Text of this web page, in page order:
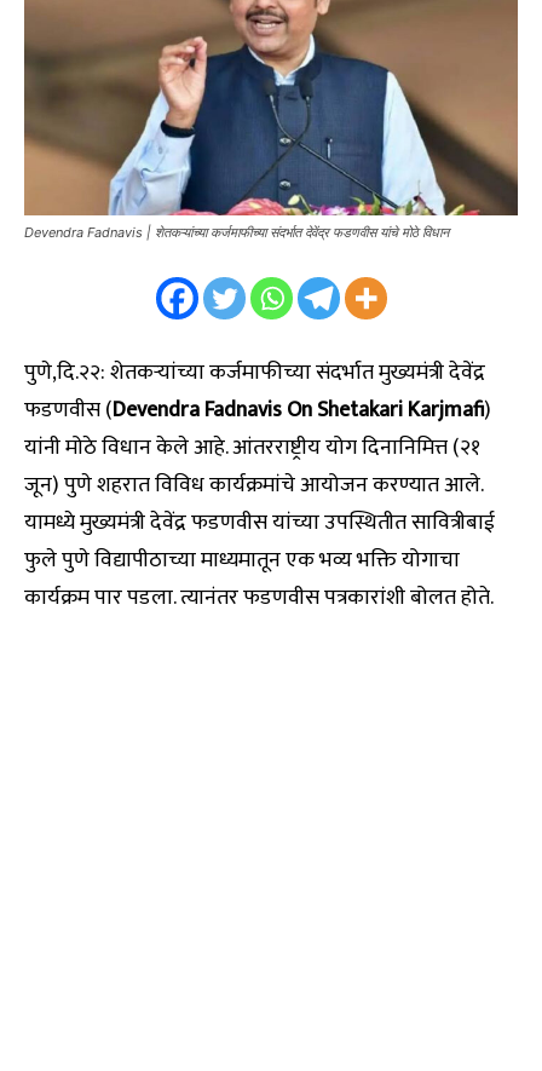
Devendra Fadnavis | शेतकऱ्यांच्या कर्जमाफीच्या संदर्भात देवेंद्र फडणवीस यांचे मोठे विधान
पुणे,दि.२२: शेतकऱ्यांच्या कर्जमाफीच्या संदर्भात मुख्यमंत्री देवेंद्र
फडणवीस (Devendra Fadnavis On Shetakari Karjmafi)
यांनी मोठे विधान केले आहे. आंतरराष्ट्रीय योग दिनानिमित्त (२१
जून) पुणे शहरात विविध कार्यक्रमांचे आयोजन करण्यात आले.
यामध्ये मुख्यमंत्री देवेंद्र फडणवीस यांच्या उपस्थितीत सावित्रीबाई
फुले पुणे विद्यापीठाच्या माध्यमातून एक भव्य भक्ति योगाचा
कार्यक्रम पार पडला. त्यानंतर फडणवीस पत्रकारांशी बोलत होते.